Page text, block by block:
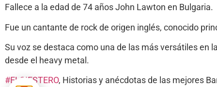
Fallece a la edad de 74 años John Lawton en Bulgaria.
Fue un cantante de rock de origen inglés, conocido
Su voz se destaca como una de las más versátiles en
desde el heavy metal.
#ELSIESTERO, Historias y anécdotas de las mejores